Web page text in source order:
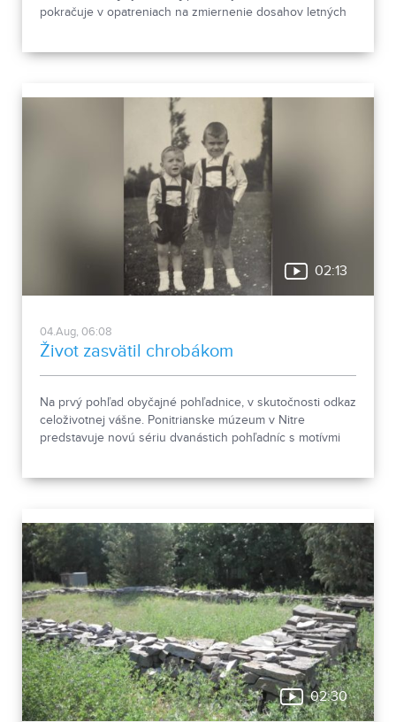
pokračuje v opatreniach na zmiernenie dosahov letných
02:13
04.Aug, 06:08
Život zasvätil chrobákom
Na prvý pohľad obyčajné pohľadnice, v skutočnosti odkaz
celoživotnej vášne. Ponitrianske múzeum v Nitre
predstavuje novú sériu dvanástich pohľadníc s motívmi
odchode.
02:30